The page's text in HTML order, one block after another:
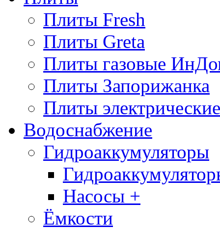
Плиты Fresh
Плиты Greta
Плиты газовые
Плиты Запорижанка
Плиты
Водоснабжение
Гидроаккумуляторы
Насосы +
Ёмкости